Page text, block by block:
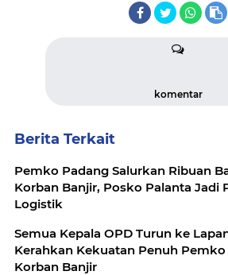
komentar
Berita Terkait
Pemko Padang Salurkan Ribuan
Korban Banjir, Posko Palanta Jadi
Logistik
Semua Kepala OPD Turun ke
Kerahkan Kekuatan Penuh
Korban Banjir